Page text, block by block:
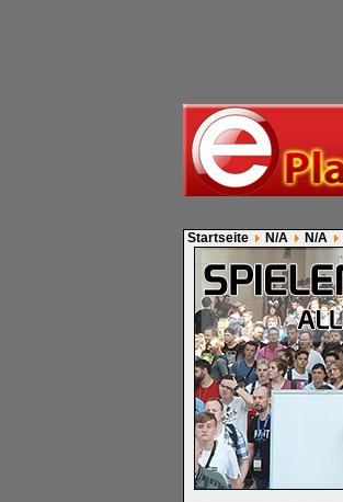
Startseite N/A N/A